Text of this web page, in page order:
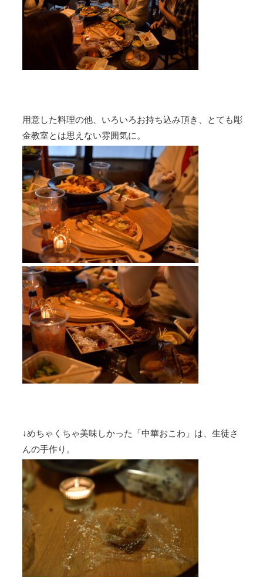
用意した料理の他、いろいろお持ち込み頂き、とても彫
金教室とは思えない雰囲気に。
↓めちゃくちゃ美味しかった「中華おこわ」は、生徒さ
んの手作り。